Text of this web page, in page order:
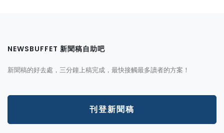
NEWSBUFFET 新聞稿自助吧
新聞稿的好去處，三分鐘上稿完成，最快接觸最多讀者的方案！
刊登新聞稿